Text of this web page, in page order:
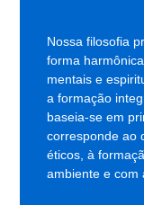
Nossa filosofia
forma
mentais e
a formação
baseia-se em
corresponde ao
éticos, à
ambiente e com